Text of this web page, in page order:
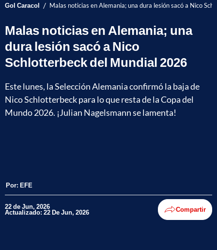
Gol Caracol / Malas noticias en Alemania; una dura lesión sacó a Nico
Malas noticias en Alemania; una
dura lesión sacó a Nico
Schlotterbeck del Mundial 2026
Este lunes, la Selección Alemania confirmó la baja de
Nico Schlotterbeck para lo que resta de la Copa del
Mundo 2026. ¡Julian Nagelsmann se lamenta!
Por: EFE
22 de Jun, 2026
Actualizado: 22 De Jun, 2026 Compartir